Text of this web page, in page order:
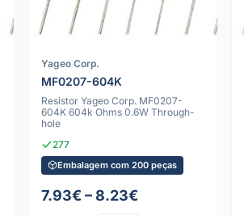
Yageo Corp.
MF0207-604K
Resistor Yageo Corp. MF0207-
604K 604k Ohms 0.6W Through-
hole
277
Embalagem com 200 peças
7.93€ – 8.23€